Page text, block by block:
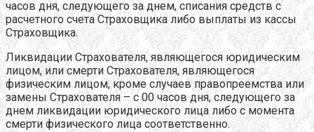
часов дня, следующего за днем, списания средств с
расчетного счета Страховщика либо выплаты из кассы
Страховщика.
Ликвидации Страхователя, являющегося юридическим
лицом, или смерти Страхователя, являющегося
физическим лицом, кроме случаев правопреемства или
замены Страхователя – с 00 часов дня, следующего за
днем ликвидации юридического лица либо с момента
смерти физического лица соответственно.